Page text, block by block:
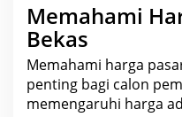
Memahami
Bekas
Memahami harga
penting bagi calon
memengaruhi harga